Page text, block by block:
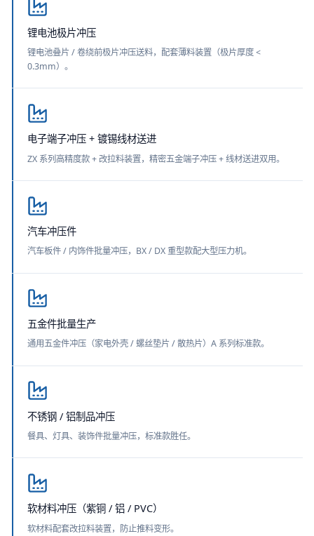
锂电池极片冲压
锂电池叠片 / 卷绕前极片冲压送料，配套薄料装置（极片厚度 <
0.3mm）。
电子端子冲压 + 镀锡线材送进
ZX 系列高精度款 + 改拉料装置，精密五金端子冲压 + 线材送进双用。
汽车冲压件
汽车板件 / 内饰件批量冲压，BX / DX 重型款配大型压力机。
五金件批量生产
通用五金件冲压（家电外壳 / 螺丝垫片 / 散热片）A 系列标准款。
不锈钢 / 铝制品冲压
餐具、灯具、装饰件批量冲压，标准款胜任。
软材料冲压（紫铜 / 铝 / PVC）
软材料配套改拉料装置，防止推料变形。